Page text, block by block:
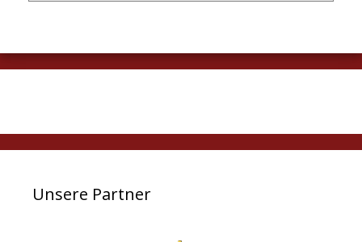
Unsere Partner